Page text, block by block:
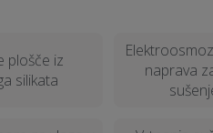
plošče iz
silikata
naprava